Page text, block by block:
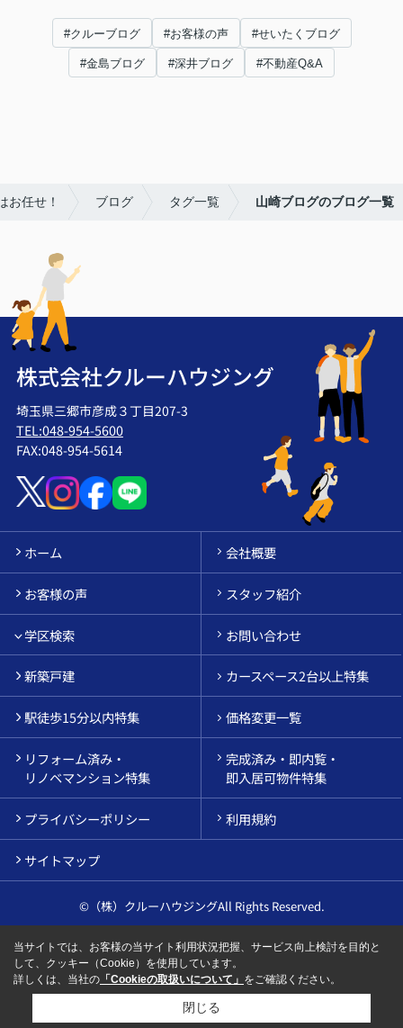
#クルーブログ #お客様の声 #せいたくブログ
#金島ブログ #深井ブログ #不動産Q&A
お任せ！ ブログ タグ一覧 山崎ブログのブログ一覧
株式会社クルーハウジング
埼玉県三郷市彦成３丁目207-3
TEL:048-954-5600
FAX:048-954-5614
ホーム 会社概要
お客様の声 スタッフ紹介
学区検索 お問い合わせ
新築戸建 カースペース2台以上特集
駅徒歩15分以内特集 価格変更一覧
リフォーム済み・
リノベマンション特集
完成済み・即内覧・
即入居可物件特集
プライバシーポリシー 利用規約
サイトマップ
©（株）クルーハウジングAll Rights Reserved.
当サイトでは、お客様の当サイト利用状況把握、サービス向上検討を目的と
して、クッキー（Cookie）を使用しています。
詳しくは、当社の 「Cookieの取扱いについて」 をご確認ください。
閉じる